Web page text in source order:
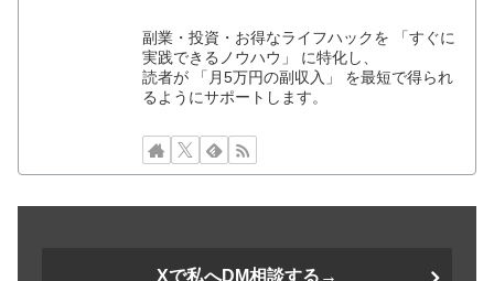
副業・投資・お得なライフハックを 「すぐに
実践できるノウハウ」 に特化し、
読者が 「月5万円の副収入」 を最短で得られ
るようにサポートします。
Xで私へDM相談する→